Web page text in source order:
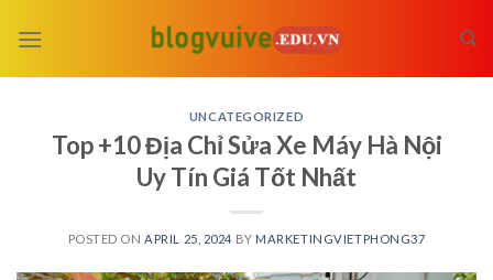
UNCATEGORIZED
Top +10 Địa Chỉ Sửa Xe Máy Hà Nội
Uy Tín Giá Tốt Nhất
POSTED ON APRIL 25, 2024 BY MARKETINGVIETPHONG37